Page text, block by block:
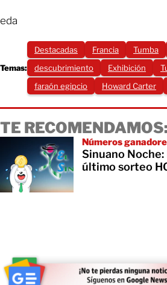
eda
Temas:
Destacadas Francia Tumba
descubrimiento
Exhibición
faraón egipcio
Howard Carter
TE RECOMENDAMOS:
Números
Sinuano
último sorteo